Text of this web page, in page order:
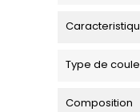
Type de
Composition